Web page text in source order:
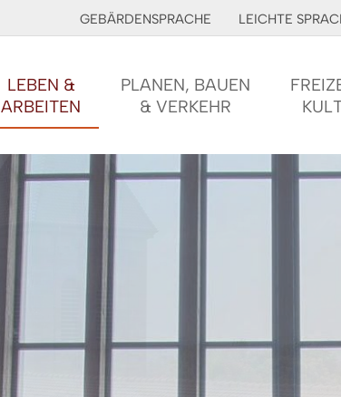
GEBÄRDENSPRACHE LEICHTE
LEBEN &
ARBEITEN
PLANEN, BAUEN
& VERKEHR